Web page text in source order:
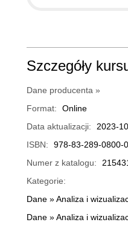
Szczegóły
Dane producenta »
Format:
Online
Data aktualizacji:
2023-
ISBN:
978-83-289-0800-
Numer z katalogu:
Kategorie:
Dane »Analiza i
Dane »Analiza i